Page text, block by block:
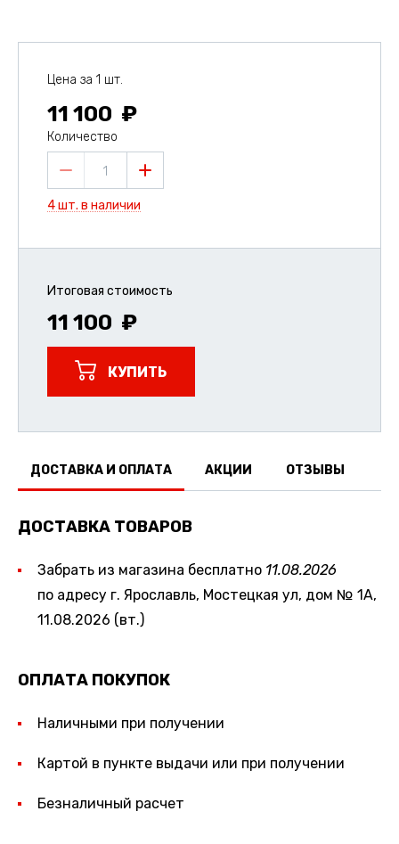
Цена за 1 шт.
11 100
Количество
1
4 шт. в наличии
Итоговая стоимость
11 100
КУПИТЬ
ДОСТАВКА И ОПЛАТА АКЦИИ ОТЗЫВЫ
ДОСТАВКА ТОВАРОВ
Забрать из магазина бесплатно 11.08.2026
по адресу г. Ярославль, Мостецкая ул, дом № 1А,
11.08.2026 (вт.)
ОПЛАТА ПОКУПОК
Наличными при получении
Картой в пункте выдачи или при получении
Безналичный расчет